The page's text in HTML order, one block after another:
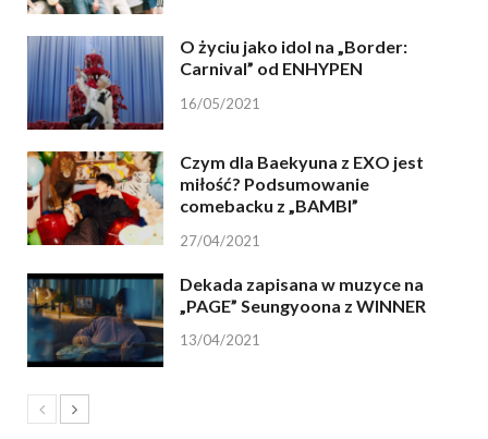
O życiu jako idol na „Border:
Carnival” od ENHYPEN
16/05/2021
Czym dla Baekyuna z EXO jest
miłość? Podsumowanie
comebacku z „BAMBI”
27/04/2021
Dekada zapisana w muzyce na
„PAGE” Seungyoona z WINNER
13/04/2021